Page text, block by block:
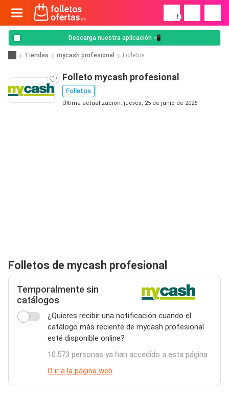
!
Descarga nuestra aplicación 📲
Tiendas mycash profesional Folletos
Folleto mycash profesional
Folletos
Última actualización: jueves, 25 de junio de 2026
Folletos de mycash profesional
Temporalmente sin
catálogos
¿Quieres recibir una notificación cuando el
catálogo más reciente de mycash profesional
esté disponible online?
10.573 personas ya han accedido a esta página
O ir a la página web